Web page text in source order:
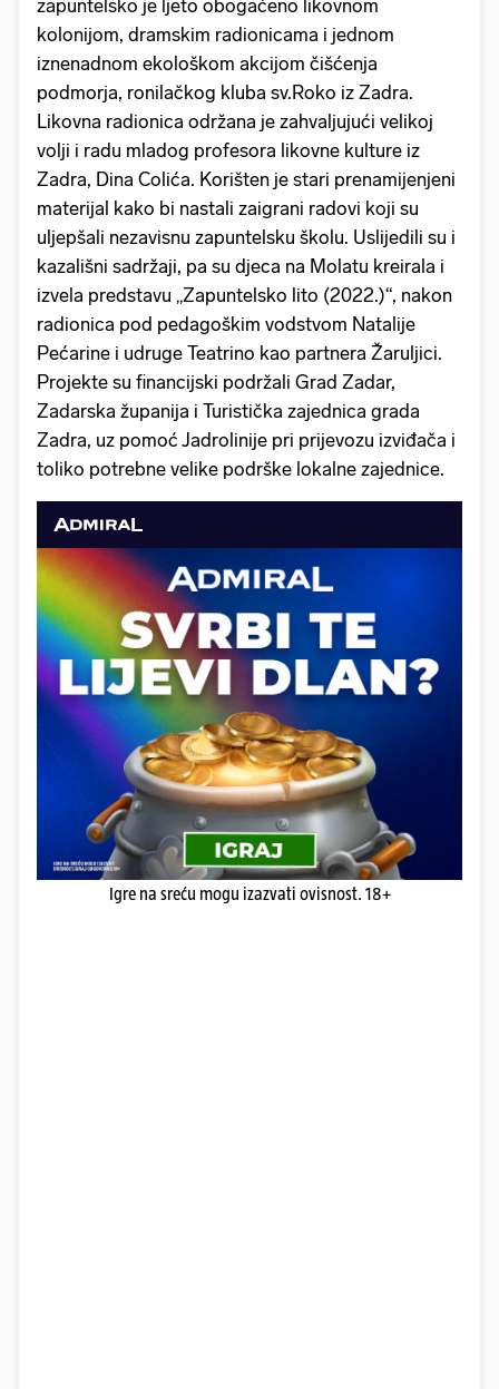
zapuntelsko je ljeto obogaćeno likovnom
kolonijom, dramskim radionicama i jednom
iznenadnom ekološkom akcijom čišćenja
podmorja, ronilačkog kluba sv.Roko iz Zadra.
Likovna radionica održana je zahvaljujući velikoj
volji i radu mladog profesora likovne kulture iz
Zadra, Dina Colića. Korišten je stari prenamijenjeni
materijal kako bi nastali zaigrani radovi koji su
uljepšali nezavisnu zapuntelsku školu. Uslijedili su i
kazališni sadržaji, pa su djeca na Molatu kreirala i
izvela predstavu „Zapuntelsko lito (2022.)“, nakon
radionica pod pedagoškim vodstvom Natalije
Pećarine i udruge Teatrino kao partnera Žaruljici.
Projekte su financijski podržali Grad Zadar,
Zadarska županija i Turistička zajednica grada
Zadra, uz pomoć Jadrolinije pri prijevozu izviđača i
toliko potrebne velike podrške lokalne zajednice.
Igre na sreću mogu izazvati ovisnost. 18+